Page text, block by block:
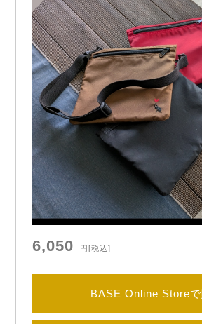
6,050 円[税込]
BASE Online Storeで